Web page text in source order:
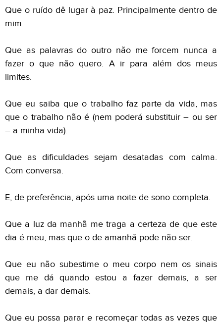
Que o ruído dê lugar à paz. Principalmente dentro de
mim.
Que as palavras do outro não me forcem nunca a
fazer o que não quero. A ir para além dos meus
limites.
Que eu saiba que o trabalho faz parte da vida, mas
que o trabalho não é (nem poderá substituir – ou ser
– a minha vida).
Que as dificuldades sejam desatadas com calma.
Com conversa.
E, de preferência, após uma noite de sono completa.
Que a luz da manhã me traga a certeza de que este
dia é meu, mas que o de amanhã pode não ser.
Que eu não subestime o meu corpo nem os sinais
que me dá quando estou a fazer demais, a ser
demais, a dar demais.
Que eu possa parar e recomeçar todas as vezes que